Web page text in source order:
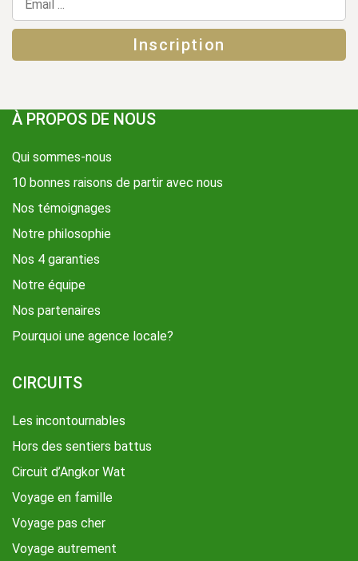
À PROPOS DE NOUS
Qui sommes-nous
10 bonnes raisons de partir avec nous
Nos témoignages
Notre philosophie
Nos 4 garanties
Notre équipe
Nos partenaires
Pourquoi une agence locale?
CIRCUITS
Les incontournables
Hors des sentiers battus
Circuit d’Angkor Wat
Voyage en famille
Voyage pas cher
Voyage autrement